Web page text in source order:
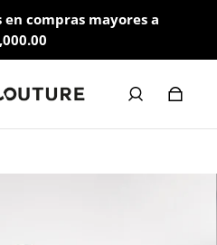
en compras mayores a